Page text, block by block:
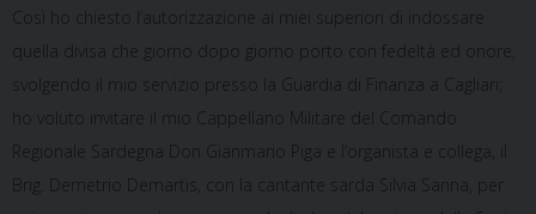
Così ho chiesto l’autorizzazione ai miei superiori di indossare
quella divisa che giorno dopo giorno porto con fedeltà ed onore,
svolgendo il mio servizio presso la Guardia di Finanza a Cagliari;
ho voluto invitare il mio Cappellano Militare del Comando
Regionale Sardegna Don Gianmario Piga e l’organista e collega, il
Brig. Demetrio Demartis, con la cantante sarda Silvia Sanna, per